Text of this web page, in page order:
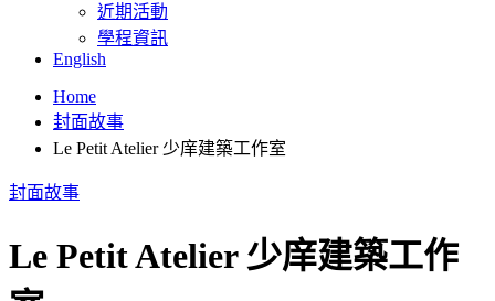
近期活動
學程資訊
English
Home
封面故事
Le Petit Atelier 少庠建築工作室
封面故事
Le Petit Atelier 少庠建築工作